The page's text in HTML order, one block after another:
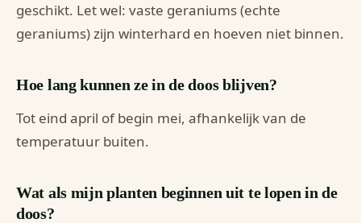
geschikt. Let wel: vaste geraniums (echte
geraniums) zijn winterhard en hoeven niet binnen.
Hoe lang kunnen ze in de doos blijven?
Tot eind april of begin mei, afhankelijk van de
temperatuur buiten.
Wat als mijn planten beginnen uit te lopen in de
doos?